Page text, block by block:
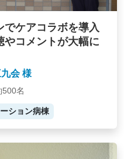
でケアコラボを導入
やコメントが大幅に
会 様
名
ション病棟